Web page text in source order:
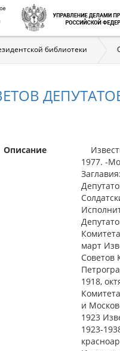
библиотеки
Описание
1977. -
март
Советов
1918,
и
1923
1923-